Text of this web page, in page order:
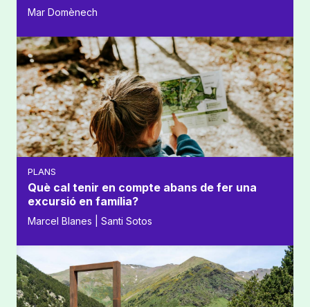
Mar Domènech
PLANS
Què cal tenir en compte abans de fer una
excursió en família?
Marcel Blanes | Santi Sotos